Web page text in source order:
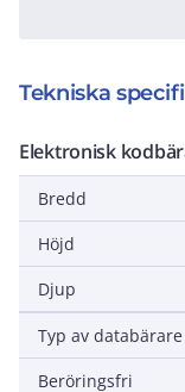
Tekniska
Elektronisk
Bredd
Höjd
Djup
Typ av databärare
Beröringsfri